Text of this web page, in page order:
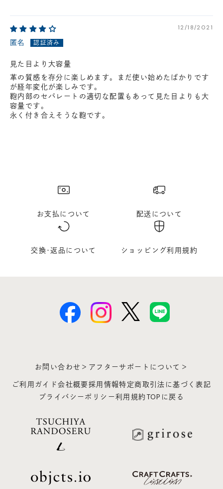
12/18/2021
匿名
見た目より大容量
革の質感を存分に楽しめます。まだ使い始めたばかりです
が経年変化が楽しみです。
鞄内部のセパレートの適切な配置もあって見た目よりも大
容量です。
永く付き合えそうな鞄です。
お支払について 配送について
交換･返品について ショッピング利用規約
お問い合わせ＞ アフターサポートについて＞
ご利用ガイド会社概要採用情報特定商取引法に基づく表記
プライバシーポリシー利用規約 TOPに戻る